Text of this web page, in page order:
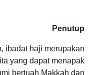
Penutup
, ibadat haji merupakan
yang dapat menapak
bertuah Makkah dan